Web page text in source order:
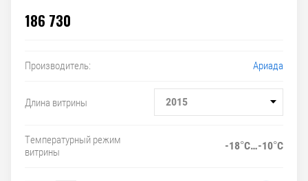
186 730
Производитель: Ариада
Длина витрины 2015
Температурный режим
витрины
-18°С…-10°С